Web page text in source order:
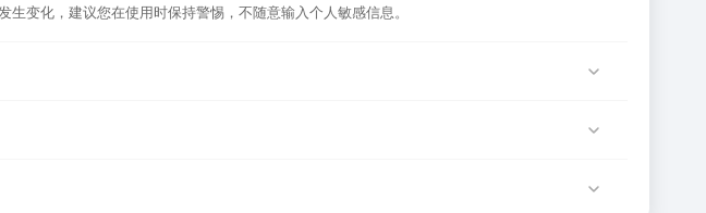
变化，建议您在使用时保持警惕，不随意输入个人敏感信息。